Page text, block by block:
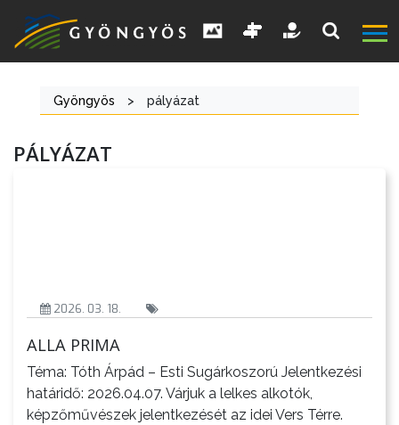
VÁROS
KIEMELT
LÁTVÁNYOSSÁGOK
Gyöngyös > pályázat
PÁLYÁZAT
2026. 03. 18.
ALLA PRIMA
Téma: Tóth Árpád – Esti Sugárkoszorú Jelentkezési
határidő: 2026.04.07. Várjuk a lelkes alkotók,
képzőművészek jelentkezését az idei Vers Térre.